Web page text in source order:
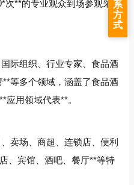
**的专业观众到场参观采
际组织、行业专家、食品酒
等多个领域，涵盖了食品酒
应用领域代表**。
卖场、商超、连锁店、便利
、宾馆、酒吧、餐厅**等特
系
方
式